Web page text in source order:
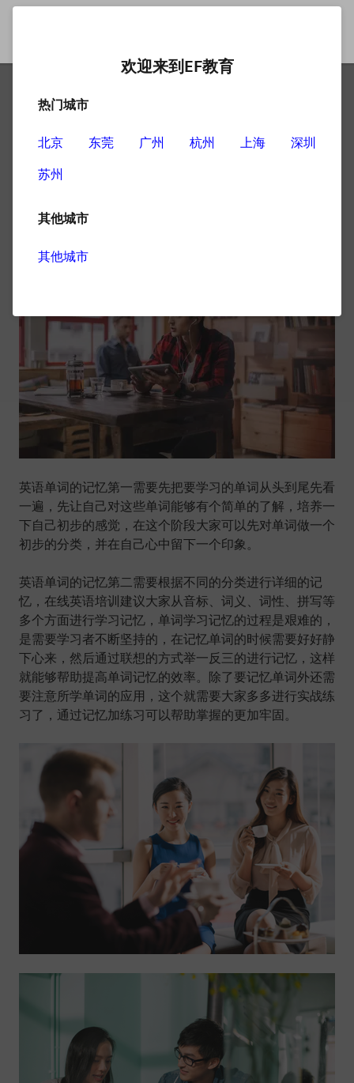
在线英语培训：单词怎么记
础又是英语学习的重点，因此每一位英语学习者都需要重
在线英语培训和大家分享一下。
英语单词的记忆第一需要先把要学习的单词从头到尾先看
一遍，先让自己对这些单词能够有个简单的了解，培养一
下自己初步的感觉，在这个阶段大家可以先对单词做一个
初步的分类，并在自己心中留下一个印象。
英语单词的记忆第二需要根据不同的分类进行详细的记
忆，在线英语培训建议大家从音标、词义、词性、拼写等
多个方面进行学习记忆，单词学习记忆的过程是艰难的，
是需要学习者不断坚持的，在记忆单词的时候需要好好静
下心来，然后通过联想的方式举一反三的进行记忆，这样
就能够帮助提高单词记忆的效率。除了要记忆单词外还需
要注意所学单词的应用，这个就需要大家多多进行实战练
习了，通过记忆加练习可以帮助掌握的更加牢固。
欢迎来到EF教育
热门城市
北京 东莞 广州 杭州 上海
深圳
苏州
其他城市
其他城市